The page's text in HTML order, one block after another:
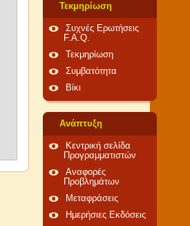
Τεκμηρίωση
Συχνές Ερωτήσεις
F.A.Q.
Τεκμηρίωση
Συμβατότητα
Βίκι
Ανάπτυξη
Κεντρική σελίδα
Προγραμματιστών
Αναφορές
Προβλημάτων
Μεταφράσεις
Ημερήσιες Εκδόσεις